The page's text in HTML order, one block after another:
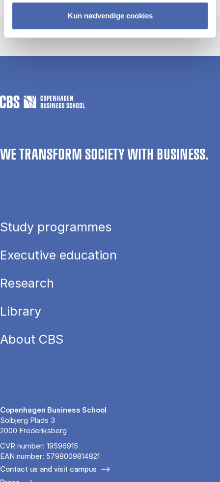
Kun nødvendige cookies
WE TRANSFORM SOCIETY WITH BUSINESS.
Study programmes
Executive education
Research
Library
About CBS
Copenhagen Business School
Solbjerg Plads 3
2000 Frederiksberg
CVR number: 19596915
EAN number: 5798009814821
Contact us and visit campus